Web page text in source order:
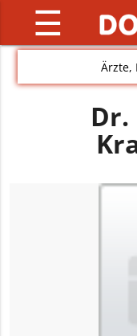
☰
Ärzte,
Dr.